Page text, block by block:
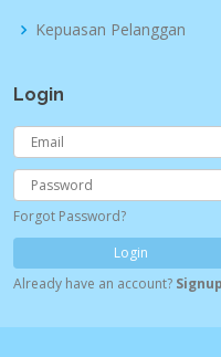
Kepuasan Pelanggan
Login
Forgot Password?
Login
Already have an account? Signup